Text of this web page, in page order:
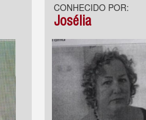
CONHECIDO POR:
Josélia